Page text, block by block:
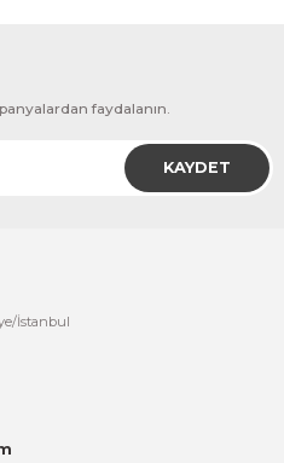
faydalanın.
KAYDET
İstanbul